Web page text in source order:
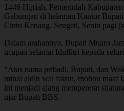
1446 Hijriah, Pemerintah
Gabungan di halaman Kantor
Cinto Kenang, Sengeti, Senin pagi
Dalam arahannya, Bupati Muaro
ucapan selamat Idulfitri kepada
“Atas nama pribadi, Bupati, dan
minal aidin wal faizin, mohon maaf
ini menjadi ajang mempererat
ujar Bupati BBS.